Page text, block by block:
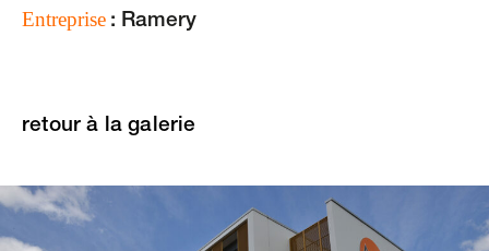
Entreprise : Ramery
retour à la galerie